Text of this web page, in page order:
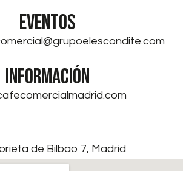
EVENTOS
INFORMACIÓN
de Bilbao 7, Madrid